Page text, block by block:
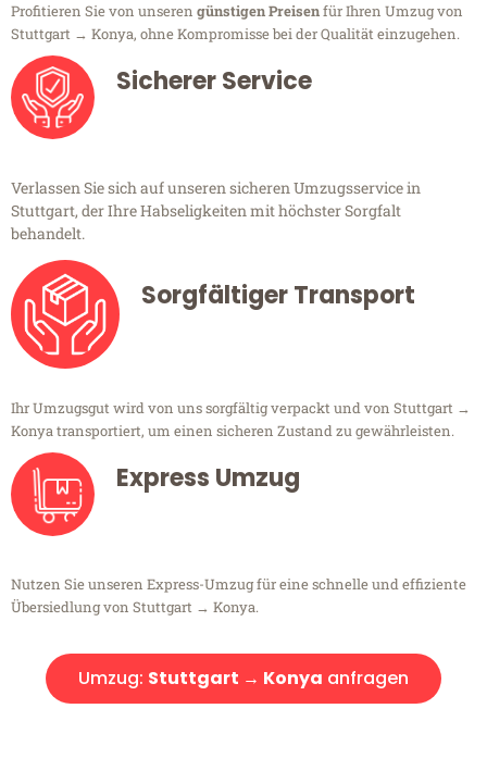
Profitieren Sie von unseren günstigen Preisenfür Ihren Umzug von
Stuttgart → Konya, ohne Kompromisse bei der Qualität einzugehen.
Sicherer Service
Verlassen Sie sich auf unseren sicheren Umzugsservice in
Stuttgart, der Ihre Habseligkeiten mit höchster Sorgfalt
behandelt.
Sorgfältiger Transport
Ihr Umzugsgut wird von uns sorgfältig verpackt und von Stuttgart →
Konya transportiert, um einen sicheren Zustand zu gewährleisten.
Express Umzug
Nutzen Sie unseren Express-Umzug für eine schnelle und effiziente
Übersiedlung von Stuttgart → Konya.
Umzug: Stuttgart → Konya anfragen